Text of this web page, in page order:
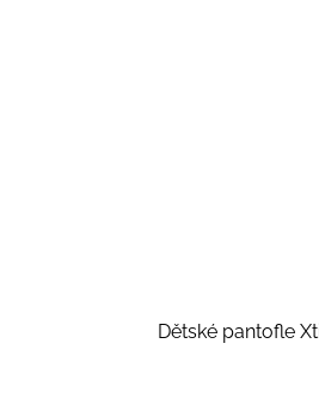
Dětské pantofle